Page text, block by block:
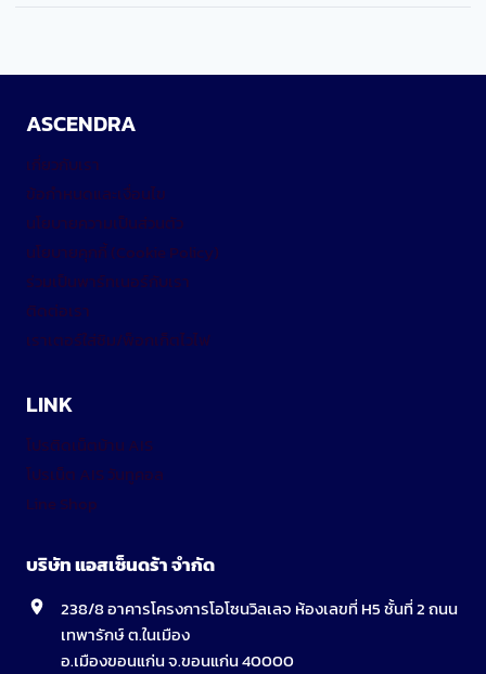
ASCENDRA
เกี่ยวกับเรา
ข้อกำหนดและเงื่อนไข
นโยบายความเป็นส่วนตัว
นโยบายคุกกี้ (Cookie Policy)
ร่วมเป็นพาร์ทเนอร์กับเรา
ติดต่อเรา
เราเตอร์ใส่ซิม/พ็อกเก็ตไวไฟ
LINK
โปรติดเน็ตบ้าน AIS
โปรเน็ต AIS วันทูคอล
Line Shop
บริษัท แอสเซ็นดร้า จำกัด
238/8 อาคารโครงการโอโซนวิลเลจ ห้องเลขที่ H5 ชั้นที่ 2 ถนน
เทพารักษ์ ต.ในเมือง
อ.เมืองขอนแก่น จ.ขอนแก่น 40000